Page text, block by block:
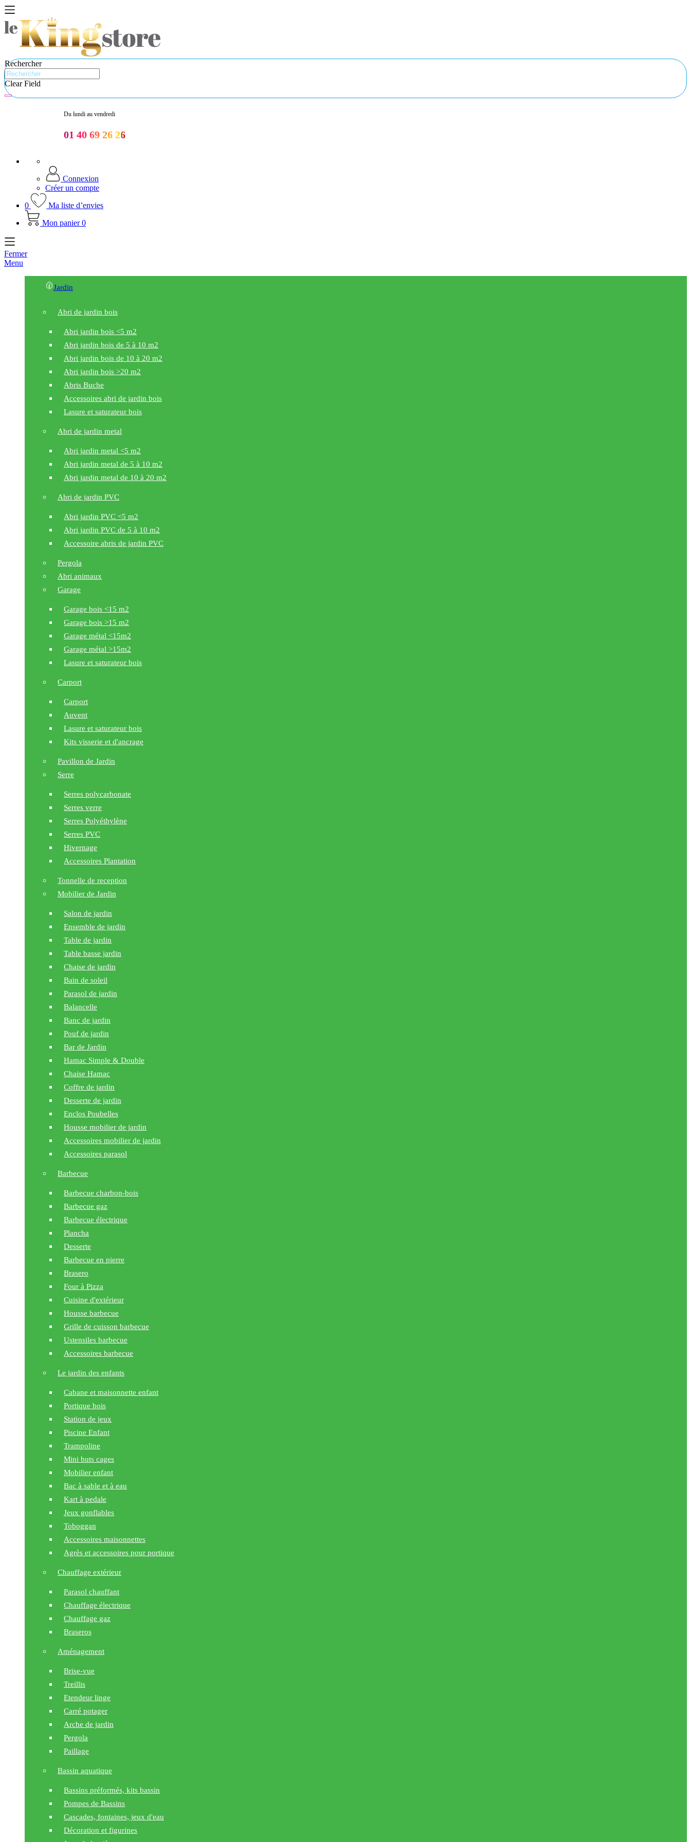
Rechercher
Clear Field
Du lundi au vendredi
01 40 69 26 26
Connexion
Créer un compte
0
Ma liste d’envies
Mon panier 0
Fermer
Menu
Jardin
Abri de jardin bois
Abri jardin bois <5 m2
Abri jardin bois de 5 à 10 m2
Abri jardin bois de 10 à 20 m2
Abri jardin bois >20 m2
Abris Buche
Accessoires abri de jardin bois
Lasure et saturateur bois
Abri de jardin metal
Abri jardin metal <5 m2
Abri jardin metal de 5 à 10 m2
Abri jardin metal de 10 à 20 m2
Abri de jardin PVC
Abri jardin PVC <5 m2
Abri jardin PVC de 5 à 10 m2
Accessoire abris de jardin PVC
Pergola
Abri animaux
Garage
Garage bois <15 m2
Garage bois >15 m2
Garage métal <15m2
Garage métal >15m2
Lasure et saturateur bois
Carport
Carport
Auvent
Lasure et saturateur bois
Kits visserie et d'ancrage
Pavillon de Jardin
Serre
Serres polycarbonate
Serres verre
Serres Polyéthylène
Serres PVC
Hivernage
Accessoires Plantation
Tonnelle de reception
Mobilier de Jardin
Salon de jardin
Ensemble de jardin
Table de jardin
Table basse jardin
Chaise de jardin
Bain de soleil
Parasol de jardin
Balancelle
Banc de jardin
Pouf de jardin
Bar de Jardin
Hamac Simple & Double
Chaise Hamac
Coffre de jardin
Desserte de jardin
Enclos Poubelles
Housse mobilier de jardin
Accessoires mobilier de jardin
Accessoires parasol
Barbecue
Barbecue charbon-bois
Barbecue gaz
Barbecue électrique
Plancha
Desserte
Barbecue en pierre
Brasero
Four à Pizza
Cuisine d'extérieur
Housse barbecue
Grille de cuisson barbecue
Ustensiles barbecue
Accessoires barbecue
Le jardin des enfants
Cabane et maisonnette enfant
Portique bois
Station de jeux
Piscine Enfant
Trampoline
Mini buts cages
Mobilier enfant
Bac à sable et à eau
Kart à pedale
Jeux gonflables
Toboggan
Accessoires maisonnettes
Agrès et accessoires pour portique
Chauffage extérieur
Parasol chauffant
Chauffage électrique
Chauffage gaz
Braseros
Aménagement
Brise-vue
Treillis
Etendeur linge
Carré potager
Arche de jardin
Pergola
Paillage
Bassin aquatique
Bassins préformés, kits bassin
Pompes de Bassins
Cascades, fontaines, jeux d'eau
Décoration et figurines